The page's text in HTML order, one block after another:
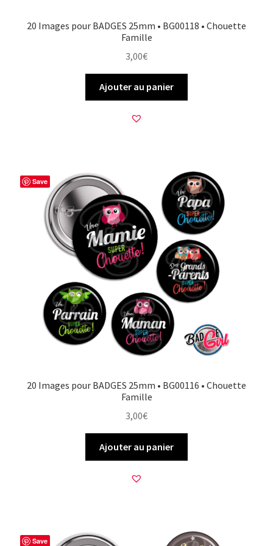
20 Images pour BADGES 25mm • BG00118 • Chouette
Famille
3,00€
Ajouter au panier
Save
20 Images pour BADGES 25mm • BG00116 • Chouette
Famille
3,00€
Ajouter au panier
Save